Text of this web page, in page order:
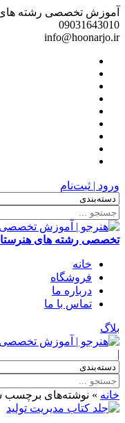
آموزش تخصصی رشته
09031643010
info@hoonarjo.ir
ورود | ثبت‌نام
تخصصی رشته های
خانه
فروشگاه
درباره ما
تماس با ما
بلاگ
|
خانه » نوشته‌های برچسب